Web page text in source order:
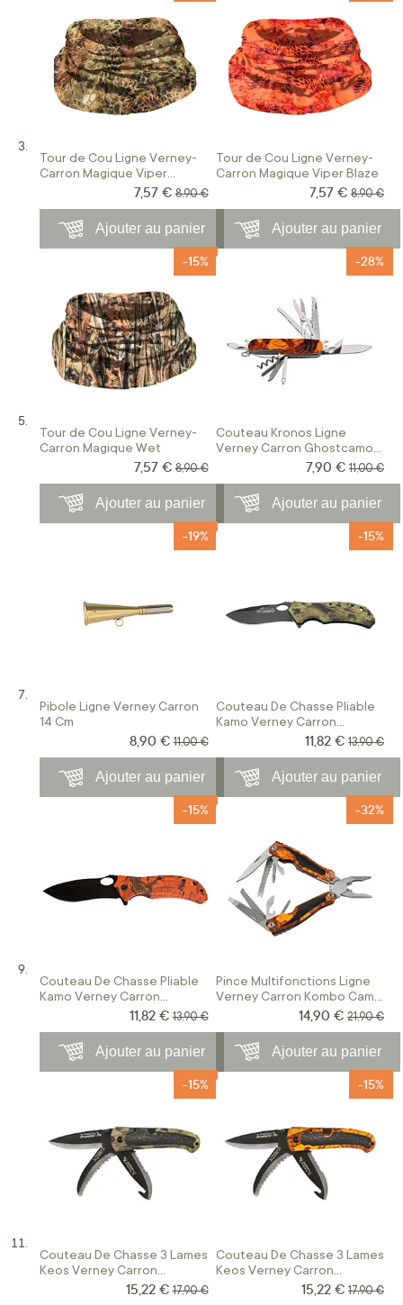
Tour de Cou Ligne Verney-
Carron Magique Viper
Prix Spécial
7,57 € Prix normal
8,90 €
Ajouter au panier
Tour de Cou Ligne Verney-
Carron Magique Viper Blaze
Prix Spécial
7,57 € Prix
8,90 €
Ajouter au panier
Tour de Cou Ligne Verney-
Carron Magique Wet
-15%
Prix Spécial
7,57 € Prix normal
8,90 €
Ajouter au panier
Couteau Kronos Ligne
Verney Carron Ghostcamo
Black And Blaze
-28%
Prix Spécial
7,90 € Prix
11,00 €
Ajouter au panier
Pibole Ligne Verney Carron
14 Cm
-19%
Prix Spécial
8,90 € Prix normal
11,00 €
Ajouter au panier
Couteau De Chasse Pliable
Kamo Verney Carron
Camouflage Forest
-15%
Prix Spécial
11,82 € Prix
13,90 €
Ajouter au panier
Couteau De Chasse Pliable
Kamo Verney Carron
Camouflage Blaze
-15%
Prix Spécial
11,82 € Prix normal
13,90 €
Ajouter au panier
Pince Multifonctions Ligne
Verney Carron Kombo Camo
-32%
Prix Spécial
14,90 € Prix
21,90 €
Ajouter au panier
Couteau De Chasse 3 Lames
Keos Verney Carron
Camouflage Forest
-15%
Prix Spécial
15,22 € Prix normal
17,90 €
Couteau De Chasse 3 Lames
Keos Verney Carron
Camouflage Blaze
-15%
Prix Spécial
15,22 € Prix
17,90 €